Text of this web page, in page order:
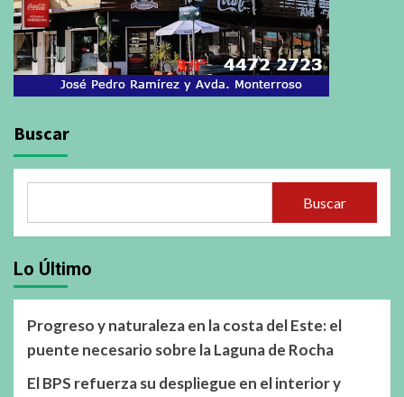
Buscar
Buscar
Lo Último
Progreso y naturaleza en la costa del Este: el
puente necesario sobre la Laguna de Rocha
El BPS refuerza su despliegue en el interior y